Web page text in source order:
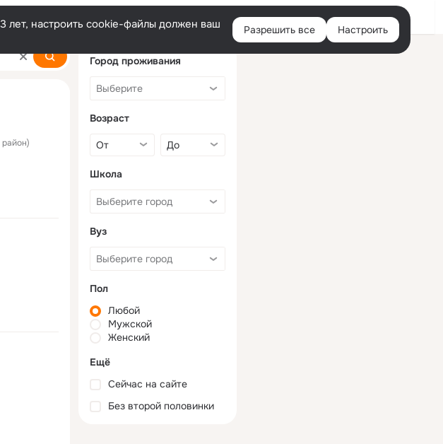
Войти
лет, настроить cookie-файлы должен ваш
Разрешить все Настроить
Город проживания
Возраст
Школа
Вуз
Пол
Любой
Мужской
Женский
Ещё
Сейчас на сайте
Без второй половинки